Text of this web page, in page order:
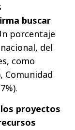
buscar
porcentaje
del
como
Comunidad
proyectos